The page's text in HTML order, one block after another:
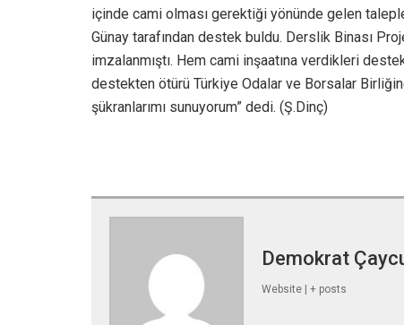
içinde cami olması gerektiği yönünde gelen
Günay tarafından destek buldu. Derslik Binası
imzalanmıştı. Hem cami inşaatına verdikleri
destekten ötürü Türkiye Odalar ve Borsalar
şükranlarımı sunuyorum” dedi. (Ş.Dinç)
Demokrat
Website | + posts